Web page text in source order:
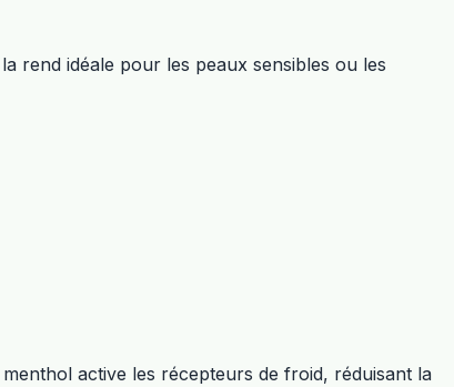
rend idéale pour les peaux sensibles ou les
active les récepteurs de froid, réduisant la